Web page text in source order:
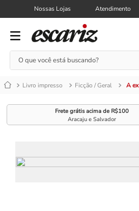
Nossas Lojas Atendimento
O que você está buscando?
Livro impresso Ficção / Geral A ex
Frete grátis acima de R$100
Aracaju e Salvador